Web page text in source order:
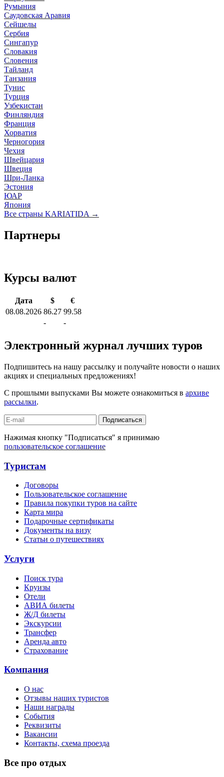
Румыния
Саудовская Аравия
Сейшелы
Сербия
Сингапур
Словакия
Словения
Тайланд
Танзания
Тунис
Турция
Узбекистан
Финляндия
Франция
Хорватия
Черногория
Чехия
Швейцария
Швеция
Шри-Ланка
Эстония
ЮАР
Япония
Все страны KARIATIDA →
Партнеры
Курсы валют
Дата $
€
08.08.2026 86.27 99.58
-
-
Электронный журнал лучших туров
Подпишитесь на нашу рассылку и получайте новости о наших
акциях и специальных предложениях!
С прошлыми выпусками Вы можете ознакомиться в архиве
рассылки.
Подписаться
Нажимая кнопку "Подписаться" я принимаю
пользовательское соглашение
Туристам
Договоры
Пользовательское соглашение
Правила покупки туров на сайте
Карта мира
Подарочные сертификаты
Документы на визу
Статьи о путешествиях
Услуги
Поиск тура
Круизы
Отели
АВИА билеты
Ж/Д билеты
Экскурсии
Трансфер
Аренда авто
Страхование
Компания
О нас
Отзывы наших туристов
Наши награды
События
Реквизиты
Вакансии
Контакты, схема проезда
Все про отдых